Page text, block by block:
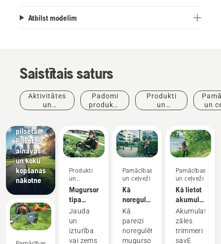
Atbilst modelim
Saistītais saturs
Aktivitātes
un
Padomi
produktu
Produkti
un
un
un preses
relīzes
Husqvarna
pilsēta:
Pilsētas
ainavas
un koku
kopšanas
nākotne
Produkti
un
inovācijas
Mugursomas
tipa
akumulators
Jauda
un
izturība
vai zems
Pamācības
un ceļveži
Kā
noregulēt
mugursomas
akumulatora
uzkabi
Kā
pareizi
noregulēt
mugursomas
Pamācības
un ceļveži
Kā lietot
akumulatora
zāles
trimmeri
savE
režīmā
Akumulatora
zāles
trimmeri
savE